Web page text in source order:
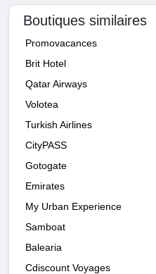
Boutiques similaires
Promovacances
Brit Hotel
Qatar Airways
Volotea
Turkish Airlines
CityPASS
Gotogate
Emirates
My Urban Experience
Samboat
Balearia
Cdiscount Voyages